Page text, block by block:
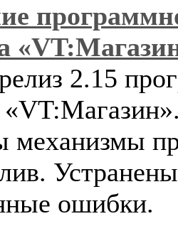
2.15
механизмы
Устранены
ошибки.